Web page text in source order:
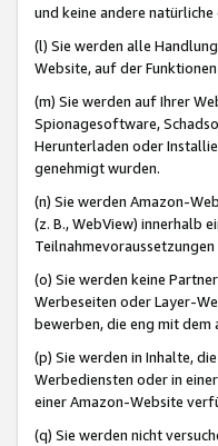
und keine andere
(l) Sie werden alle
Website, auf der
(m) Sie werden auf Ihrer
Spionagesoftware,
Herunterladen oder
genehmigt wurden.
(n) Sie werden Amazon-
(z. B., WebView) innerhalb
(o) Sie werden keine
Werbeseiten oder Layer-
bewerben, die eng mit dem
(p) Sie werden in Inhalte,
Werbediensten oder in
einer Amazon-Website
(q) Sie werden nicht